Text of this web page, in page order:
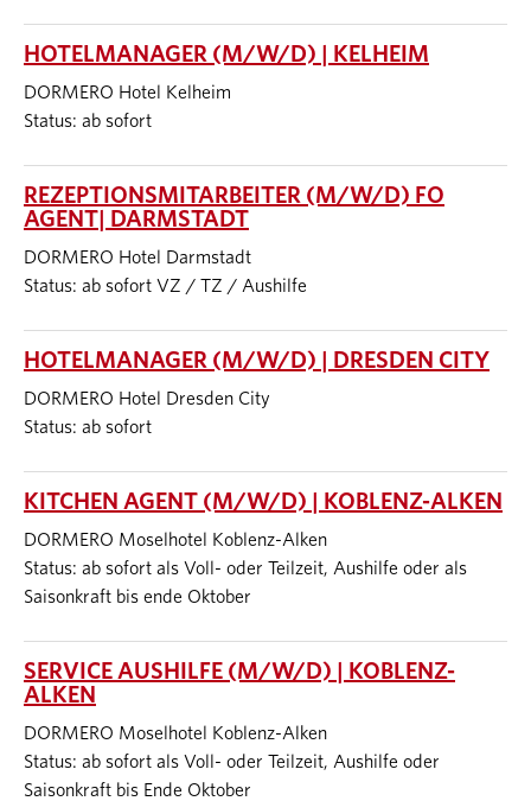
HOTELMANAGER (M/W/D) | KELHEIM
DORMERO Hotel Kelheim
Status: ab sofort
REZEPTIONSMITARBEITER (M/W/D) FO
AGENT| DARMSTADT
DORMERO Hotel Darmstadt
Status: ab sofort VZ / TZ / Aushilfe
HOTELMANAGER (M/W/D) | DRESDEN CITY
DORMERO Hotel Dresden City
Status: ab sofort
KITCHEN AGENT (M/W/D) | KOBLENZ-ALKEN
DORMERO Moselhotel Koblenz-Alken
Status: ab sofort als Voll- oder Teilzeit, Aushilfe oder als
Saisonkraft bis ende Oktober
SERVICE AUSHILFE (M/W/D) | KOBLENZ-
ALKEN
DORMERO Moselhotel Koblenz-Alken
Status: ab sofort als Voll- oder Teilzeit, Aushilfe oder
Saisonkraft bis Ende Oktober